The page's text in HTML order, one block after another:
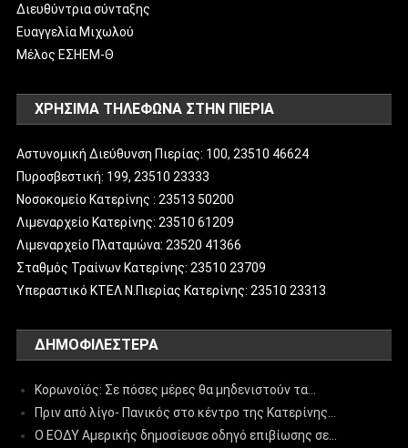
Διευθύντρια σύνταξης
Ευαγγελία Μιχωλού
Μέλος ΕΣΗΕΜ-Θ
ΧΡΗΣΙΜΑ ΤΗΛΕΦΩΝΑ ΣΤΗΝ ΠΙΕΡΙΑ
Αστυνομική Διεύθυνση Πιερίας: 100, 23510 46624
Πυροσβεστική: 199, 23510 23333
Νοσοκομείο Κατερίνης : 23513 50200
Λιμεναρχείο Κατερίνης: 23510 61209
Λιμεναρχείο Πλαταμώνα: 23520 41366
Σταθμός Τραίνων Κατερίνης: 23510 23709
Υπεραστικό ΚΤΕΛ Ν.Πιερίας Κατερίνης: 23510 23313
ΔΗΜΟΦΙΛΈΣΤΕΡΑ
Κορωνοϊός: Σε πόσες μέρες θα μηδενιστούν τα…
Πριν από λίγο- Πανικός στο κέντρο της Κατερίνης…
Ο ΕΟΔΥ Αμερικής δημοσίευσε οδηγό επιβίωσης σε…